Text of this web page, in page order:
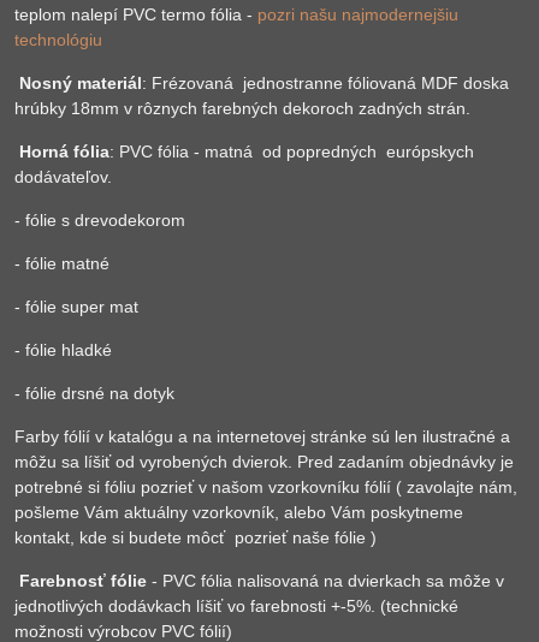
teplom nalepí PVC termo fólia - pozri našu najmodernejšiu
technológiu
Nosný materiál: Frézovaná jednostranne fóliovaná MDF doska
hrúbky 18mm v rôznych farebných dekoroch zadných strán.
Horná fólia: PVC fólia - matná od popredných európskych
dodávateľov.
- fólie s drevodekorom
- fólie matné
- fólie super mat
- fólie hladké
- fólie drsné na dotyk
Farby fólií v katalógu a na internetovej stránke sú len ilustračné a
môžu sa líšiť od vyrobených dvierok. Pred zadaním objednávky je
potrebné si fóliu pozrieť v našom vzorkovníku fólií ( zavolajte nám,
pošleme Vám aktuálny vzorkovník, alebo Vám poskytneme
kontakt, kde si budete môcť pozrieť naše fólie )
Farebnosť fólie - PVC fólia nalisovaná na dvierkach sa môže v
jednotlivých dodávkach líšiť vo farebnosti +-5%. (technické
možnosti výrobcov PVC fólií)